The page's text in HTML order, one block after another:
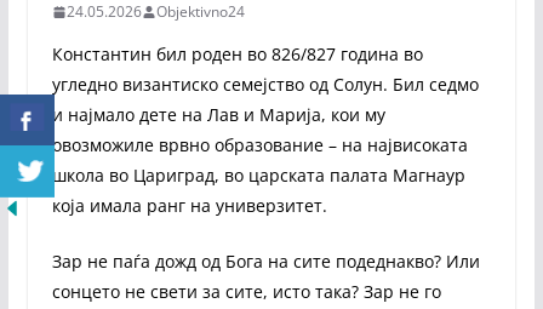
24.05.2026 Objektivno24
Константин бил роден во 826/827 година во
угледно византиско семејство од Солун. Бил седмо
и најмало дете на Лав и Марија, кои му
овозможиле врвно образование – на највисоката
школа во Цариград, во царската палата Магнаур
која имала ранг на универзитет.
Зар не паѓа дожд од Бога на сите подеднакво? Или
сонцето не свети за сите, исто така? Зар не го